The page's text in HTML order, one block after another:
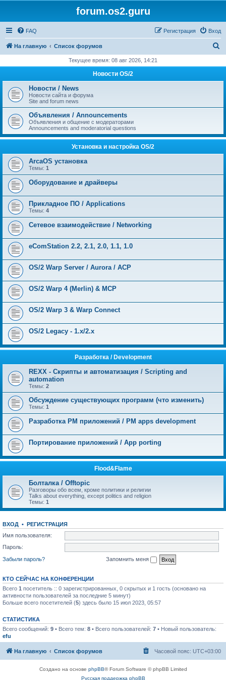
forum.os2.guru
FAQ Вход
Регистрация
На главную Список форумов
с
Текущее время: 08 авг 2026, 14:21
Новости OS/2
Новости / News
Новости сайта и форума
Site and forum news
Объявления / Announcements
Объявления и общение с модераторами
Announcements and moderatorial questions
Установка и настройка OS/2
ArcaOS установка
Темы: 1
Оборудование и драйверы
Прикладное ПО / Applications
Темы: 4
Сетевое взаимодействие / Networking
eComStation 2.2, 2.1, 2.0, 1.1, 1.0
OS/2 Warp Server / Aurora / ACP
OS/2 Warp 4 (Merlin) & MCP
OS/2 Warp 3 & Warp Connect
OS/2 Legacy - 1.x/2.x
Разработка / Development
REXX - Скрипты и автоматизация / Scripting and
automation
Темы: 2
Обсуждение существующих программ (что изменить)
Темы: 1
Разработка PM приложений / PM apps development
Портирование приложений / App porting
Flood&Flame
Болталка / Offtopic
Разговоры обо всем, кроме политики и религии
Talks about everything, except politics and religion
Темы: 1
ВХОД • РЕГИСТРАЦИЯ
Имя пользователя:
Пароль:
Забыли пароль?
Запомнить меня
КТО СЕЙЧАС НА КОНФЕРЕНЦИИ
Всего 1 посетитель :: 0 зарегистрированных, 0 скрытых и 1 гость (основано на
активности пользователей за последние 5 минут)
Больше всего посетителей (5) здесь было 15 июл 2023, 05:57
СТАТИСТИКА
Всего сообщений: 9 • Всего тем: 8 • Всего пользователей: 7 • Новый пользователь:
efu
На главную Список форумов Часовой пояс: UTC+03:00
Создано на основе phpBB® Forum Software © phpBB Limited
Русская поддержка phpBB